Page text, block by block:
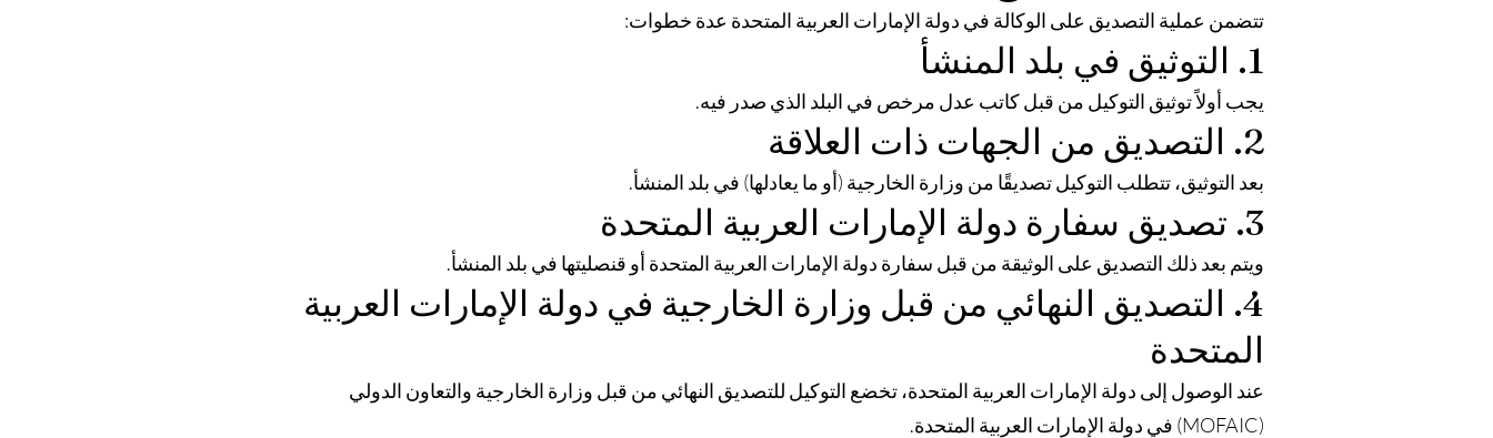
تتضمن عملية التصديق على الوكالة في دولة الإمارات العربية المتحدة عدة خطوات:
1. التوثيق في بلد المنشأ
يجب أولاً توثيق التوكيل من قبل كاتب عدل مرخص في البلد الذي صدر فيه.
2. التصديق من الجهات ذات العلاقة
بعد التوثيق، تتطلب التوكيل تصديقًا من وزارة الخارجية (أو ما يعادلها) في بلد المنشأ.
3. تصديق سفارة دولة الإمارات العربية المتحدة
ويتم بعد ذلك التصديق على الوثيقة من قبل سفارة دولة الإمارات العربية المتحدة أو قنصليتها في بلد المنشأ.
4. التصديق النهائي من قبل وزارة الخارجية في دولة الإمارات العربية
المتحدة
عند الوصول إلى دولة الإمارات العربية المتحدة، تخضع التوكيل للتصديق النهائي من قبل وزارة الخارجية والتعاون الدولي
(MOFAIC) في دولة الإمارات العربية المتحدة.